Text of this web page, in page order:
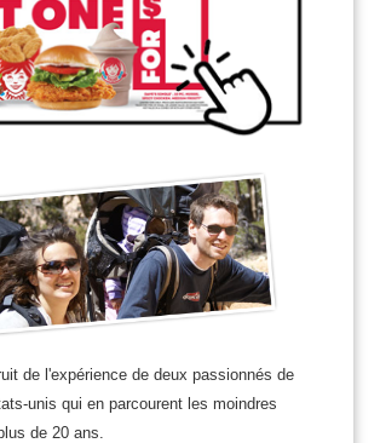
de l'expérience de deux passionnés de
unis qui en parcourent les moindres
de 20 ans.